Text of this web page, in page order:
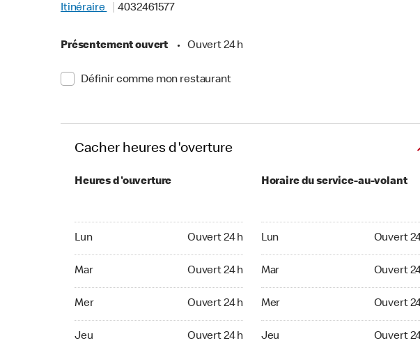
Itinéraire
4032461577
Présentement ouvert • Ouvert 24 h
Définir comme mon restaurant
Cacher heures d'overture
Heures d'ouverture
Lun Ouvert 24 h
Mar Ouvert 24 h
Mer Ouvert 24 h
Jeu Ouvert 24 h
Horaire du service-au-volant
Lun Ouvert
Mar Ouvert
Mer Ouvert
Jeu Ouvert